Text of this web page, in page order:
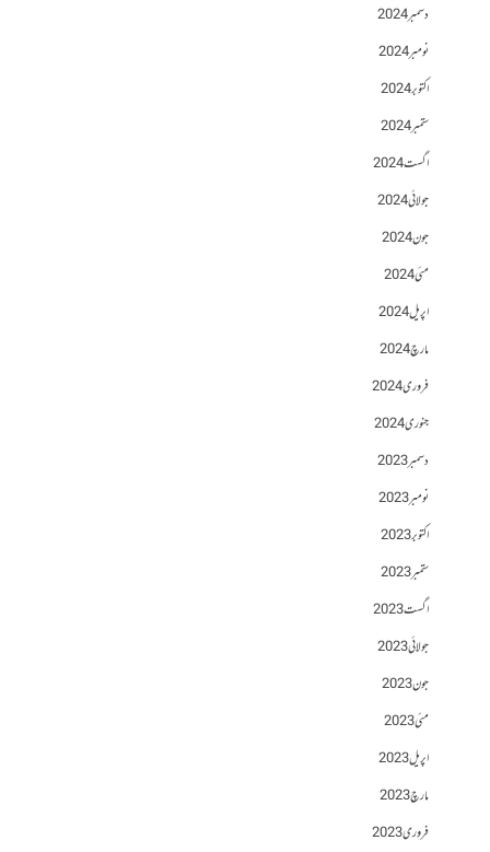
دسمبر 2024
نومبر 2024
اکتوبر 2024
ستمبر 2024
اگست 2024
جولائی 2024
جون 2024
مئی 2024
اپریل 2024
مارچ 2024
فروری 2024
جنوری 2024
دسمبر 2023
نومبر 2023
اکتوبر 2023
ستمبر 2023
اگست 2023
جولائی 2023
جون 2023
مئی 2023
اپریل 2023
مارچ 2023
فروری 2023